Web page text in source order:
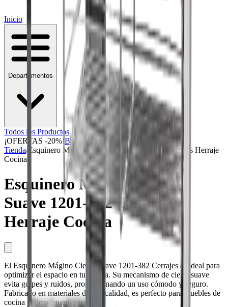
Inicio
Departamentos
Todos los Productos
¡OFERTAS -20%!Blog & Consejos
Tienda/ Esquinero Mágino Cierre Suave 1201-382 Cerrajes Herraje
Cocina
Esquinero Mágino Cierre
Suave 1201-382 Cerrajes
Herraje Cocina
El Esquinero Mágino Cierre Suave 1201-382 Cerrajes es ideal para
optimizar el espacio en tu cocina. Su mecanismo de cierre suave
evita golpes y ruidos, proporcionando un uso cómodo y seguro.
Fabricado en materiales de alta calidad, es perfecto para muebles de
cocina y almacenamiento.